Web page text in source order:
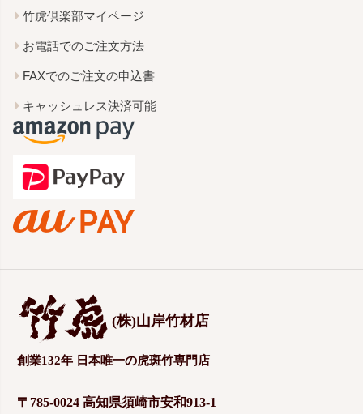
竹虎倶楽部マイページ
お電話でのご注文方法
FAXでのご注文の申込書
キャッシュレス決済可能
(株)山岸竹材店
創業132年 日本唯一の虎斑竹専門店
〒785-0024 高知県須崎市安和913-1